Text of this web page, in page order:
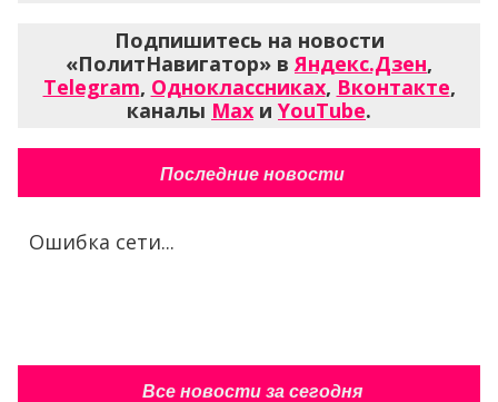
Подпишитесь на новости
«ПолитНавигатор» вЯндекс.Дзен,
Telegram, Одноклассниках, Вконтакте,
каналы Max и YouTube.
Последние новости
Ошибка сети...
Все новости за сегодня